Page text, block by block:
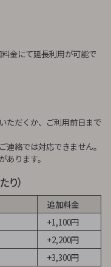
金にて延長利用が可能で
ただくか、ご利用前日まで
絡では対応できません。
ります。
り）
追加料金
+1,100円
+2,200円
+3,300円